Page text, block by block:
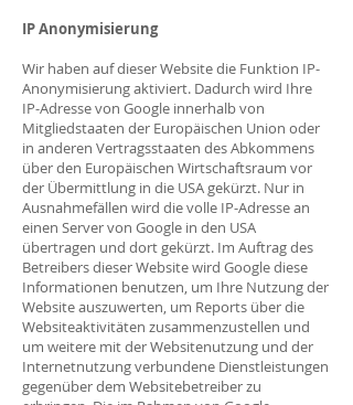
IP Anonymisierung
Wir haben auf dieser Website die Funktion IP-
Anonymisierung aktiviert. Dadurch wird Ihre
IP-Adresse von Google innerhalb von
Mitgliedstaaten der Europäischen Union oder
in anderen Vertragsstaaten des Abkommens
über den Europäischen Wirtschaftsraum vor
der Übermittlung in die USA gekürzt. Nur in
Ausnahmefällen wird die volle IP-Adresse an
einen Server von Google in den USA
übertragen und dort gekürzt. Im Auftrag des
Betreibers dieser Website wird Google diese
Informationen benutzen, um Ihre Nutzung der
Website auszuwerten, um Reports über die
Websiteaktivitäten zusammenzustellen und
um weitere mit der Websitenutzung und der
Internetnutzung verbundene Dienstleistungen
gegenüber dem Websitebetreiber zu